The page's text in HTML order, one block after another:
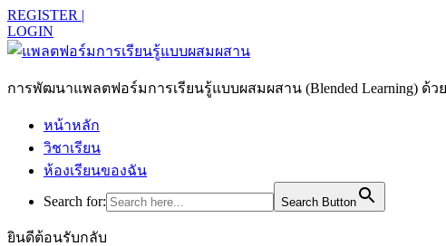
REGISTER |
LOGIN
การพัฒนาแพลตฟอร์มการเรียนรู้แบบผสมผสาน (Blended Learning)
หน้าหลัก
วิชาเรียน
ห้องเรียนของฉัน
Search for:
Search Button
ยินดีต้อนรับกลับ